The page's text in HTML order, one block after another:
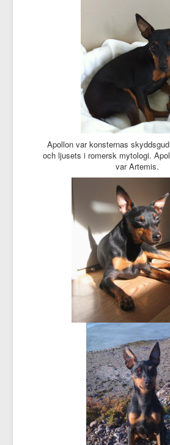
Apollon var konsternas
och ljusets i romersk mytologi.
var Artemis.